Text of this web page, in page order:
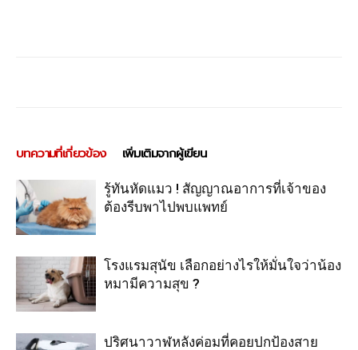
บทความที่เกี่ยวข้อง เพิ่มเติมจากผู้เขียน
รู้ทันหัดแมว ! สัญญาณอาการที่เจ้าของ
ต้องรีบพาไปพบแพทย์
โรงแรมสุนัข เลือกอย่างไรให้มั่นใจว่าน้อง
หมามีความสุข ?
ปริศนาวาฬหลังค่อมที่คอยปกป้องสาย